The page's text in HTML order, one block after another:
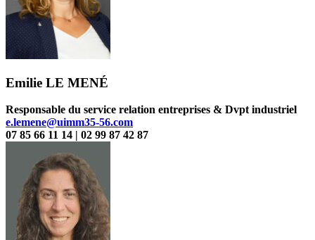
Emilie LE MENÉ
Responsable du service relation entreprises & Dvpt industriel
e.lemene@uimm35-56.com
07 85 66 11 14 | 02 99 87 42 87